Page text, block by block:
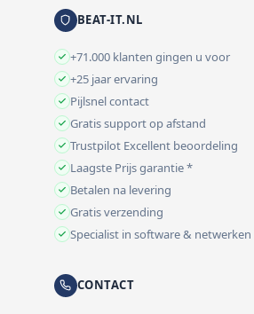
BEAT-IT.NL
+71.000 klanten gingen u voor
+25 jaar ervaring
Pijlsnel contact
Gratis support op afstand
Trustpilot Excellent beoordeling
Laagste Prijs garantie *
Betalen na levering
Gratis verzending
Specialist in software & netwerken
CONTACT